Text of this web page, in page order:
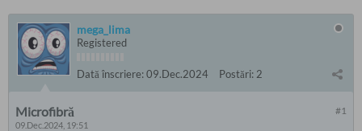
mega_lima
Registered
Dată înscriere:09.Dec.2024 Postări: 2
#1
Microfibră
09.Dec.2024, 19:51